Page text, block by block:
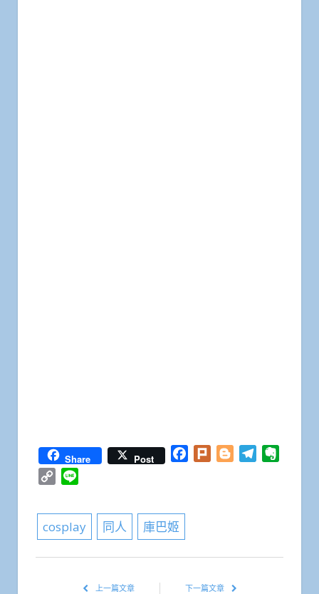
Share Post Facebook
Plurk BloggerTelegram
Copy
cosplay 同人 庫巴姬
上一篇文章 下一篇文章